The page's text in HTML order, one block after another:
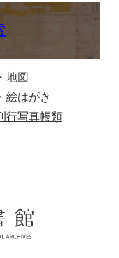
地図
絵はがき
行写真帳類